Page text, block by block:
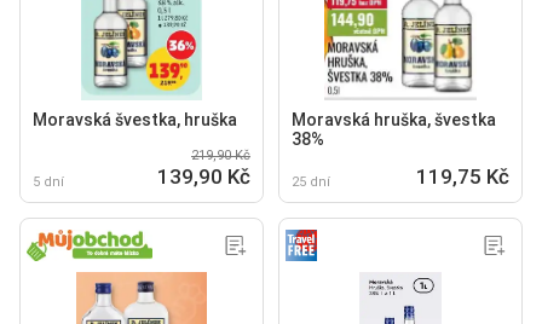
Moravská švestka, hruška
5 dní
219,90 Kč
139,90 Kč
Moravská hruška, švestka
38%
25 dní 119,75 Kč